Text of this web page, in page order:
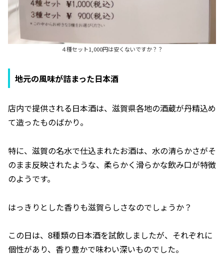
４種セット1,000円は安くないですか？？
地元の風味が詰まった日本酒
店内で提供される日本酒は、滋賀県各地の酒蔵が丹精込め
て造ったものばかり。
特に、滋賀の名水で仕込まれたお酒は、水の清らかさがそ
のまま反映されたような、柔らかく滑らかな飲み口が特徴
のようです。
はっきりとした香りも滋賀らしさなのでしょうか？
この日は、8種類の日本酒を試飲しましたが、それぞれに
個性があり、香り豊かで味わい深いものでした。